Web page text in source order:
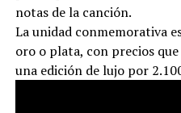
notas de la canción.
La unidad conmemorativa
oro o plata, con precios
una edición de lujo por